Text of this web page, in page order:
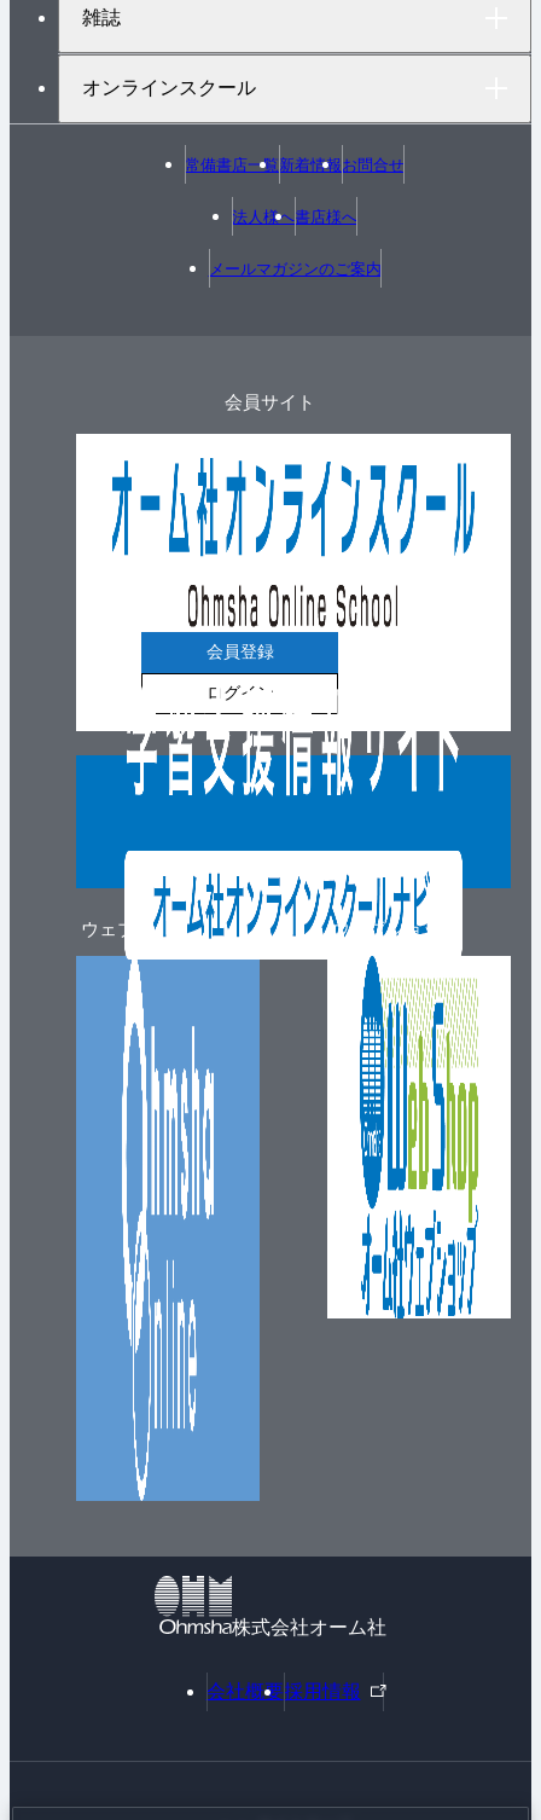
雑誌
オンラインスクール
常備書店一覧新着情報お問合せ
法人様へ書店様へ
メールマガジンのご案内
ウェブマガジン
会員サイト
会員登録
ログイン
ウェブショップ
株式会社オーム社
会社概要採用情報
外
部
ン